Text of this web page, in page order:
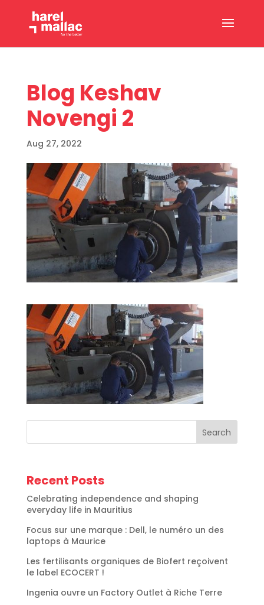
Blog Keshav
Novengi 2
Aug 27, 2022
Search
Recent Posts
Celebrating independence and shaping
everyday life in Mauritius
Focus sur une marque : Dell, le numéro un des
laptops à Maurice
Les fertilisants organiques de Biofert reçoivent
le label ECOCERT !
Ingenia ouvre un Factory Outlet à Riche Terre